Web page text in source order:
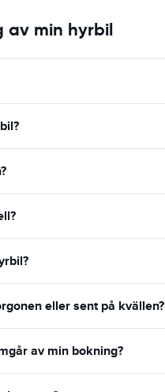
av min hyrbil
eller sent på kvällen?
av min bokning?